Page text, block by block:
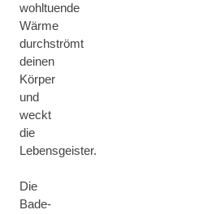
wohltuende
Wärme
durchströmt
deinen
Körper
und
weckt
die
Lebensgeister.
Die
Bade-